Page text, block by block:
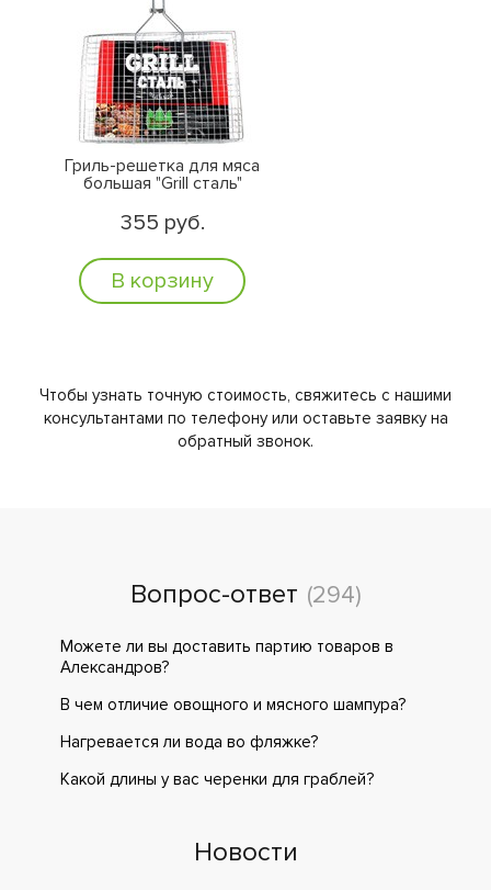
Гриль-решетка для мяса
большая "Grill сталь"
355 руб.
В корзину
Чтобы узнать точную стоимость, свяжитесь с нашими
консультантами по телефону или оставьте заявку на
обратный звонок.
Вопрос-ответ (294)
Можете ли вы доставить партию товаров в
Александров?
В чем отличие овощного и мясного шампура?
Нагревается ли вода во фляжке?
Какой длины у вас черенки для граблей?
Новости